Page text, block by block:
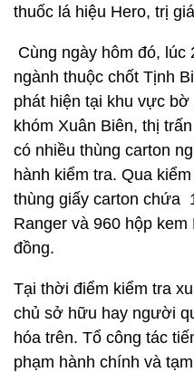
thuốc lá hiệu Hero, trị
Cùng ngày hôm đó, lúc
ngành thuộc chốt Tịnh
phát hiện tại khu vực
khóm Xuân Biên, thị
có nhiều thùng carton
hành kiểm tra. Qua
thùng giấy carton chứa
Ranger và 960 hộp
đồng.
Tại thời điểm kiểm tra
chủ sở hữu hay người
hóa trên. Tổ công tác
phạm hành chính và